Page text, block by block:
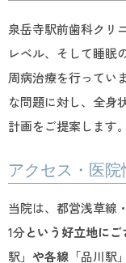
泉岳寺駅前歯科クリ
レベル、そして睡眠
周病治療を行ってい
な問題に対し、全身
計画をご提案します。
アクセス・医院
当院は、都営浅草線
1分という好立地にご
駅」 や各線 「品川